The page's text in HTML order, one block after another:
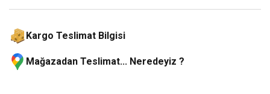
Kargo Teslimat Bilgisi
Mağazadan Teslimat... Neredeyiz ?